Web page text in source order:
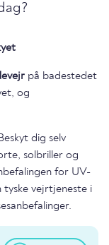
på badestedet
og
dig selv
solbriller og
for UV-
tyske vejrtjeneste i